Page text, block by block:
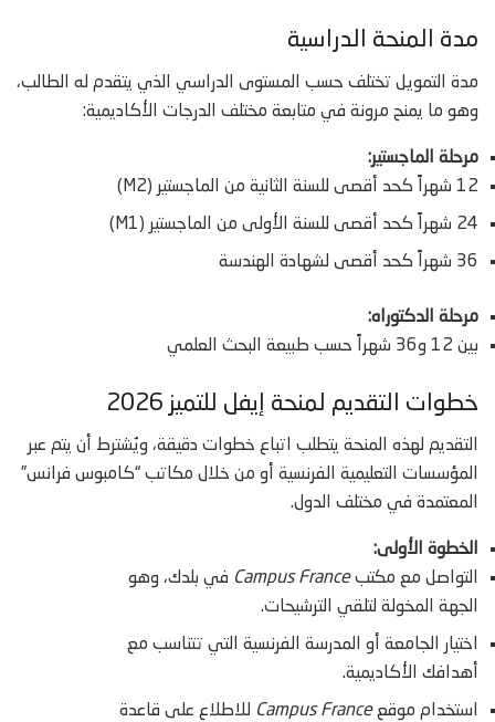
مدة المنحة الدراسية
مدة التمويل تختلف حسب المستوى الدراسي الذي يتقدم له الطالب،
وهو ما يمنح مرونة في متابعة مختلف الدرجات الأكاديمية:
مرحلة الماجستير:
12 شهراً كحد أقصى للسنة الثانية من الماجستير (M2)
24 شهراً كحد أقصى للسنة الأولى من الماجستير (M1)
36 شهراً كحد أقصى لشهادة الهندسة
مرحلة الدكتوراه:
بين 12 و36 شهراً حسب طبيعة البحث العلمي
خطوات التقديم لمنحة إيفل للتميز 2026
التقديم لهذه المنحة يتطلب اتباع خطوات دقيقة، ويُشترط أن يتم عبر
المؤسسات التعليمية الفرنسية أو من خلال مكاتب “كامبوس فرانس”
المعتمدة في مختلف الدول.
الخطوة الأولى:
التواصل مع مكتبCampus France في بلدك، وهو
الجهة المخولة لتلقي الترشيحات.
اختيار الجامعة أو المدرسة الفرنسية التي تتناسب مع
أهدافك الأكاديمية.
استخدام موقعCampus France للاطلاع على قاعدة